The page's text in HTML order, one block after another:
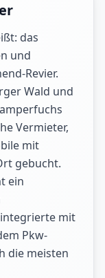
das
und
Revier.
Wald und
Vermieter,
mit
gebucht.
ein
mit
Pkw-
die meisten